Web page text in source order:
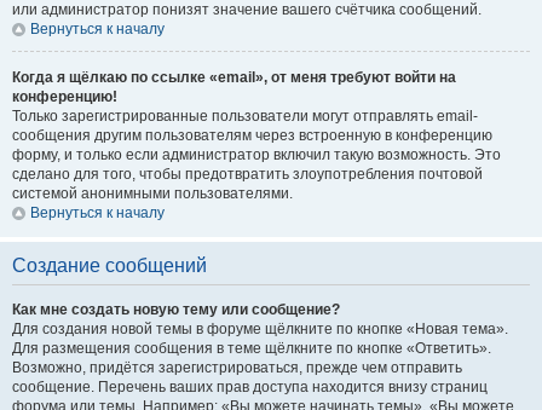
или администратор понизят значение вашего счётчика сообщений.
Вернуться к началу
Когда я щёлкаю по ссылке «email», от меня требуют войти на
конференцию!
Только зарегистрированные пользователи могут отправлять email-
сообщения другим пользователям через встроенную в конференцию
форму, и только если администратор включил такую возможность. Это
сделано для того, чтобы предотвратить злоупотребления почтовой
системой анонимными пользователями.
Вернуться к началу
Создание сообщений
Как мне создать новую тему или сообщение?
Для создания новой темы в форуме щёлкните по кнопке «Новая тема».
Для размещения сообщения в теме щёлкните по кнопке «Ответить».
Возможно, придётся зарегистрироваться, прежде чем отправить
сообщение. Перечень ваших прав доступа находится внизу страниц
форума или темы. Например: «Вы можете начинать темы», «Вы можете